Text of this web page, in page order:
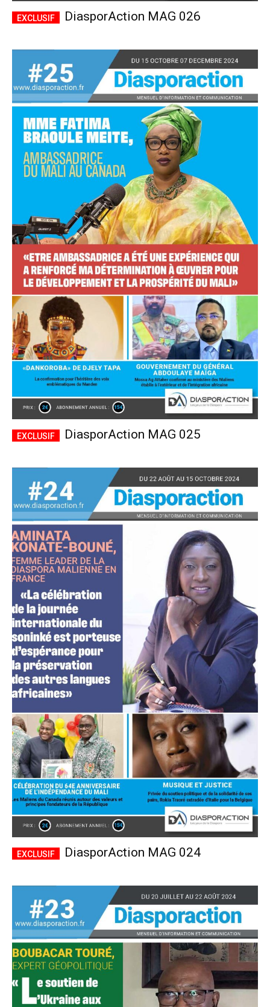
Accès complet
$22 / anplaceholder text
Tous les articles
Annonces
ANNUEL MENSUEL
CHOISIR LE FORFAIT
DiasporAction MAG 026
DiasporAction MAG 025
DiasporAction MAG 024